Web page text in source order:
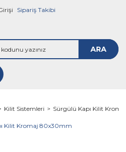
Sipariş Takibi
ARA
Kilit Sistemleri Sürgülü Kapı Kilit